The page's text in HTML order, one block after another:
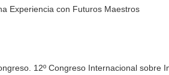
Experiencia con Futuros Maestros
12º Congreso Internacional sobre